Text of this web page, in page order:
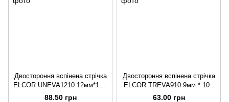
Двостороння вспінена стрічка
ELCOR UNEVA1210 12мм*10м
чорна
88.50 грн
Двостороння вспінена стрічка
ELCOR TREVA910 9мм * 10м
біла
63.00 грн